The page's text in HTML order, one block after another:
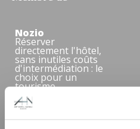
Nozio
Réserver
directement l'hôtel,
sans inutiles coûts
d'intermédiation : le
choix pour un
tourisme
économiquement
durable,
avantageux,
authentique et de